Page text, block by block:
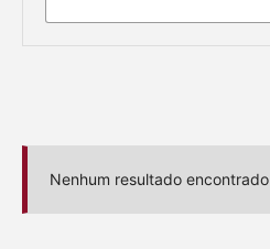
Nenhum resultado encontrado